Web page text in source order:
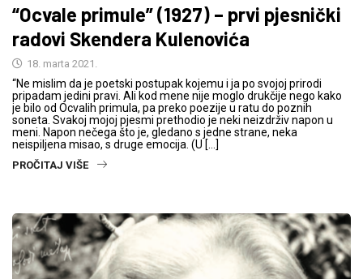
“Ocvale primule” (1927) – prvi pjesnički
radovi Skendera Kulenovića
18. marta 2021.
“Ne mislim da je poetski postupak kojemu i ja po svojoj prirodi
pripadam jedini pravi. Ali kod mene nije moglo drukčije nego kako
je bilo od Ocvalih primula, pa preko poezije u ratu do poznih
soneta. Svakoj mojoj pjesmi prethodio je neki neizdrživ napon u
meni. Napon nečega što je, gledano s jedne strane, neka
neispiljena misao, s druge emocija. (U […]
PROČITAJ VIŠE